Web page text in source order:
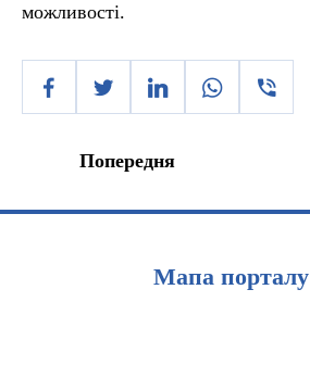
можливості.
Попередня
Мапа порталу